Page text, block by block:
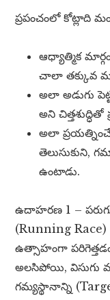
ప్రపంచంలో కోట్లాది
ఆధ్యాత్మిక
చాలా తక్కువ
అలా అడుగు
అని
అలా
తెలుసుకుని,
ఉంటాడు.
ఉదాహరణ 1 –
(Running Race)
ఉత్సాహంగా
అలసిపోయి, విసుగు
గమ్యస్థానాన్ని